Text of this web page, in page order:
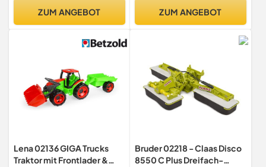
Maschine
ZUM ANGEBOT
Sandkasten, zum Spielen
Kinder Autos, Spielzeug für
ZUM ANGEBOT
Lena 02136 GIGA Trucks
Traktor mit Frontlader &
Bruder 02218 - Claas Disco
8550 C Plus Dreifach-